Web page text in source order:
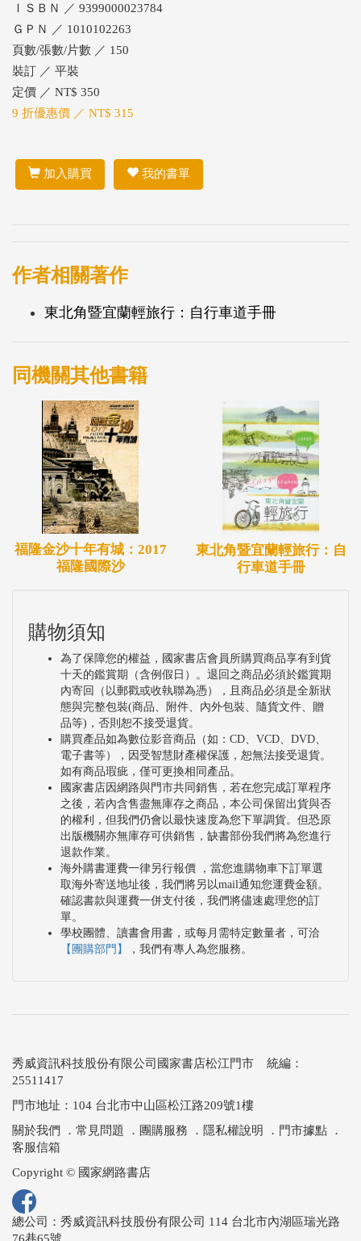
ＩＳＢＮ ／ 9399000023784
ＧＰＮ ／ 1010102263
頁數/張數/片數 ／ 150
裝訂 ／ 平裝
定價 ／ NT$ 350
9 折優惠價 ／ NT$ 315
加入購買 我的書單
作者相關著作
東北角暨宜蘭輕旅行：自行車道手冊
同機關其他書籍
福隆金沙十年有城：2017
福隆國際沙
東北角暨宜蘭輕旅行：自
行車道手冊
購物須知
為了保障您的權益，國家書店會員所購買商品享有到貨
十天的鑑賞期（含例假日）。退回之商品必須於鑑賞期
內寄回（以郵戳或收執聯為憑），且商品必須是全新狀
態與完整包裝(商品、附件、內外包裝、隨貨文件、贈
品等)，否則恕不接受退貨。
購買產品如為數位影音商品（如：CD、VCD、DVD、
電子書等），因受智慧財產權保護，恕無法接受退貨。
如有商品瑕疵，僅可更換相同產品。
國家書店因網路與門市共同銷售，若在您完成訂單程序
之後，若內含售盡無庫存之商品，本公司保留出貨與否
的權利，但我們仍會以最快速度為您下單調貨。但恐原
出版機關亦無庫存可供銷售，缺書部份我們將為您進行
退款作業。
海外購書運費一律另行報價 ，當您進購物車下訂單選
取海外寄送地址後，我們將另以mail通知您運費金額。
確認書款與運費一併支付後，我們將儘速處理您的訂
單。
學校團體、讀書會用書，或每月需特定數量者，可洽
【團購部門】
，我們有專人為您服務。
秀威資訊科技股份有限公司國家書店松江門市 統編：
25511417
門市地址：104 台北市中山區松江路209號1樓
關於我們
． 常見問題 ． 團購服務 ． 隱私權說明 ． 門市據點 ．
客服信箱
Copyright © 國家網路書店
總公司：秀威資訊科技股份有限公司 114 台北市內湖區瑞光路